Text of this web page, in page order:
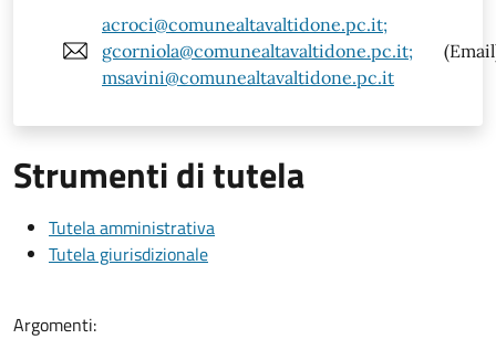
acroci@comunealtavaltidone.pc.it;
gcorniola@comunealtavaltidone.pc.it;
msavini@comunealtavaltidone.pc.it
Strumenti di tutela
Tutela amministrativa
Tutela giurisdizionale
Argomenti: